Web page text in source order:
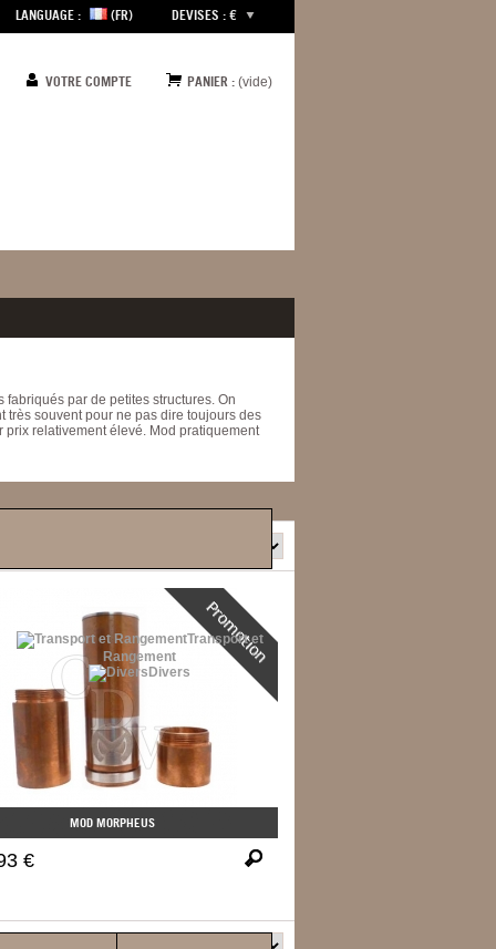
LANGUAGE : (FR) DEVISES : €
VOTRE COMPTE PANIER : (vide)
Transport et
Rangement
Divers
par de petites structures. On
très souvent pour ne pas dire toujours des
relativement élevé. Mod pratiquement
MOD MORPHEUS
€